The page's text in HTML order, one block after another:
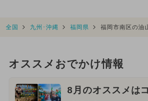
全国 九州･沖縄 福岡県 福岡市南区の油
オススメおでかけ情報
8月のオススメは